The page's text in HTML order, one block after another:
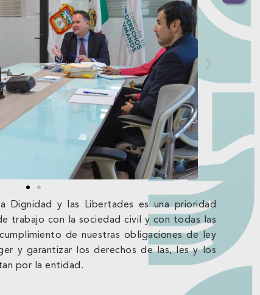
Dignidad y las Libertades es una prioridad
trabajo con la sociedad civil y con todas las
de nuestras obligaciones de ley
y garantizar los derechos de las, les y los
por la entidad.